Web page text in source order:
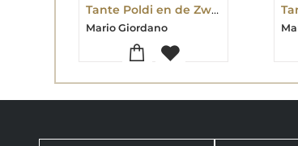
Tante Poldi en de Zwarte Madonna
Mario Giordano